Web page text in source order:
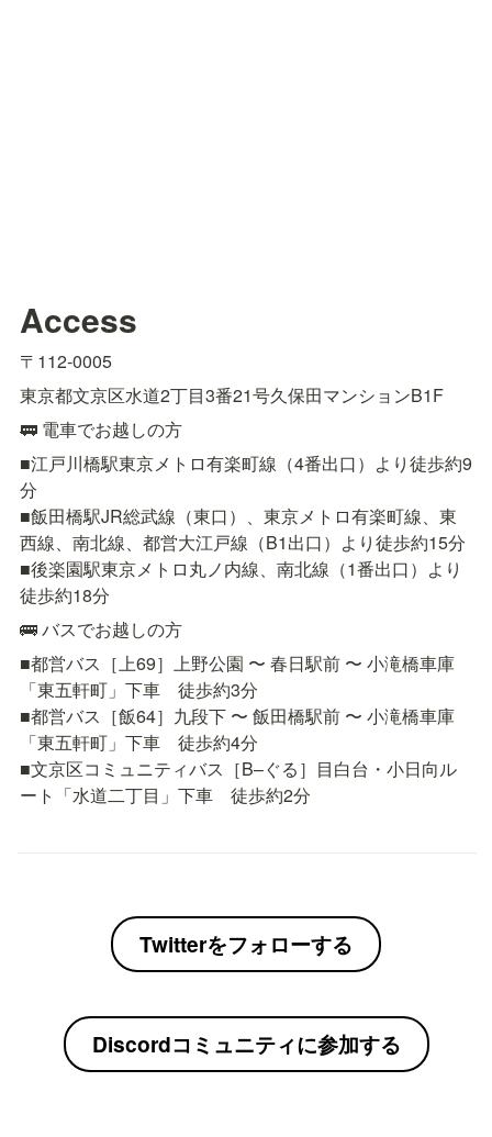
Access
〒112-0005
東京都文京区水道2丁目3番21号久保田マンションB1F
🚃 電車でお越しの方
■江戸川橋駅東京メトロ有楽町線（4番出口）より徒歩約9
分
■飯田橋駅JR総武線（東口）、東京メトロ有楽町線、東
西線、南北線、都営大江戸線（B1出口）より徒歩約15分
■後楽園駅東京メトロ丸ノ内線、南北線（1番出口）より
徒歩約18分
🚌 バスでお越しの方
■都営バス［上69］上野公園 〜 春日駅前 〜 小滝橋車庫
「東五軒町」下車　徒歩約3分
■都営バス［飯64］九段下 〜 飯田橋駅前 〜 小滝橋車庫
「東五軒町」下車　徒歩約4分
■文京区コミュニティバス［B–ぐる］目白台・小日向ル
ート「水道二丁目」下車　徒歩約2分
Twitterをフォローする
Discordコミュニティに参加する